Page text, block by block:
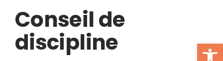
Ouvrir
Conseil de
discipline